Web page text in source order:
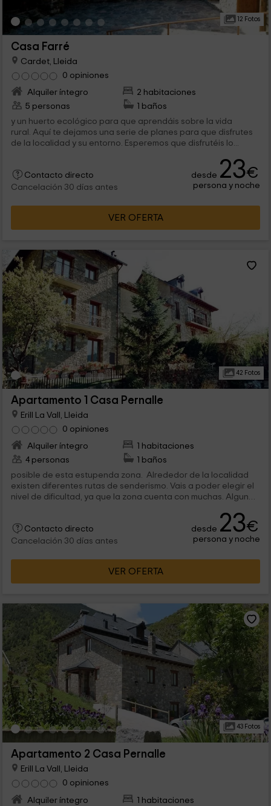
12 Fotos
Casa Farré
Cardet, Lleida
0 opiniones
Alquiler íntegro
2 habitaciones
5 personas
1 baños
y un huerto ecológico para que aprendáis sobre la vida
rural. Aquí te dejamos una serie de planes para que disfrutes
de la localidad y su entorno. Esperemos que disfrutéis lo...
Contacto directo
Cancelación 30 días antes
desde 23€
persona y noche
VER OFERTA
42 Fotos
Apartamento 1 Casa Pernalle
Erill La Vall, Lleida
0 opiniones
Alquiler íntegro
1 habitaciones
4 personas
1 baños
posible de esta estupenda zona. Alrededor de la localidad
existen diferentes rutas de senderismo. Vais a poder elegir el
nivel de dificultad, ya que la zona cuenta con muchas. Algunas
Contacto directo
Cancelación 30 días antes
desde 23€
persona y noche
VER OFERTA
43 Fotos
Apartamento 2 Casa Pernalle
Erill La Vall, Lleida
0 opiniones
Alquiler íntegro
1 habitaciones